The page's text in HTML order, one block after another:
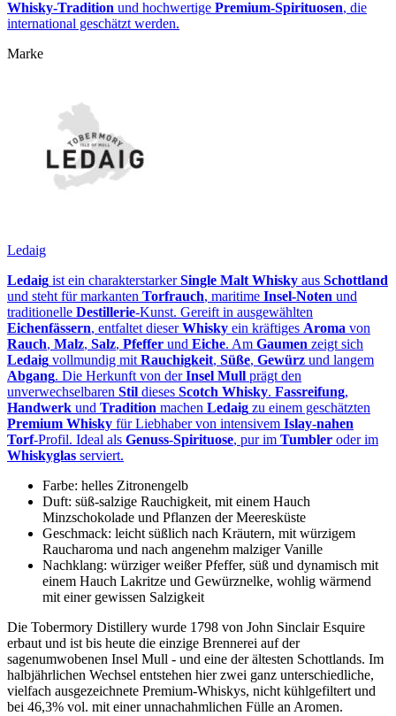
Whisky‑Tradition und hochwertige Premium‑Spirituosen, die
international geschätzt werden.
Marke
Ledaig
Ledaig ist ein charakterstarkerSingle Malt Whisky aus Schottland
und steht für markanten Torfrauch, maritime Insel-Noten und
traditionelle Destillerie‑Kunst. Gereift in ausgewählten
Eichenfässern, entfaltet dieserWhisky ein kräftiges Aroma von
Rauch, Malz, Salz, Pfeffer und Eiche. Am Gaumen zeigt sich
Ledaig vollmundig mit Rauchigkeit, Süße, Gewürz und langem
Abgang. Die Herkunft von derInsel Mull prägt den
unverwechselbaren Stil dieses Scotch Whisky. Fassreifung,
Handwerk und Tradition machen Ledaig zu einem geschätzten
Premium Whisky für Liebhaber von intensivem Islay‑nahen
Torf‑Profil. Ideal als Genuss‑Spirituose, pur im Tumbler oder im
Whiskyglas serviert.
Farbe: helles Zitronengelb
Duft: süß-salzige Rauchigkeit, mit einem Hauch
Minzschokolade und Pflanzen der Meeresküste
Geschmack: leicht süßlich nach Kräutern, mit würzigem
Raucharoma und nach angenehm malziger Vanille
Nachklang: würziger weißer Pfeffer, süß und dynamisch mit
einem Hauch Lakritze und Gewürznelke, wohlig wärmend
mit einer gewissen Salzigkeit
Die Tobermory Distillery wurde 1798 von John Sinclair Esquire
erbaut und ist bis heute die einzige Brennerei auf der
sagenumwobenen Insel Mull - und eine der ältesten Schottlands. Im
halbjährlichen Wechsel entstehen hier zwei ganz unterschiedliche,
vielfach ausgezeichnete Premium-Whiskys, nicht kühlgefiltert und
bei 46,3% vol. mit einer unnachahmlichen Fülle an Aromen.